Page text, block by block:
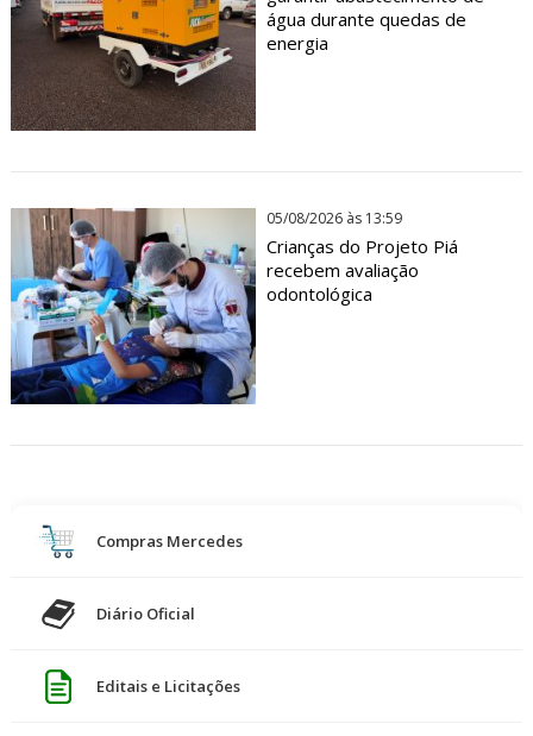
água durante quedas de
energia
05/08/2026 às 13:59
Crianças do Projeto Piá
recebem avaliação
odontológica
Compras Mercedes
Diário Oficial
Editais e Licitações